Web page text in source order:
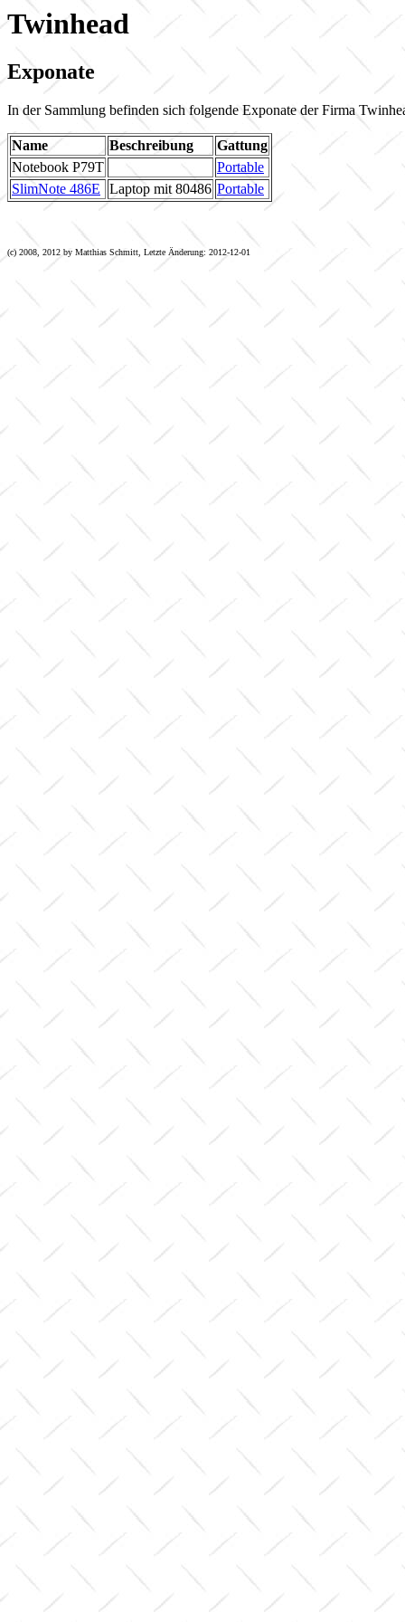
Twinhead
Exponate
In der Sammlung befinden sich folgende Exponate der Firma
Name Beschreibung
Gattung
Notebook P79T
Portable
SlimNote 486E
Laptop mit 80486 Portable
(c) 2008, 2012 by Matthias Schmitt, Letzte Änderung: 2012-12-01